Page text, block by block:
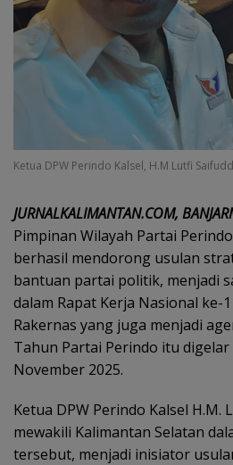
Ketua DPW Perindo Kalsel, H.M Lutfi
JURNALKALIMANTAN.COM,
Pimpinan Wilayah Partai
berhasil mendorong usulan
bantuan partai politik, menjadi
dalam Rapat Kerja Nasional ke-
Rakernas yang juga menjadi
Tahun Partai Perindo itu digelar
November 2025.
Ketua DPW Perindo Kalsel H.M.
mewakili Kalimantan Selatan
tersebut, menjadi inisiator